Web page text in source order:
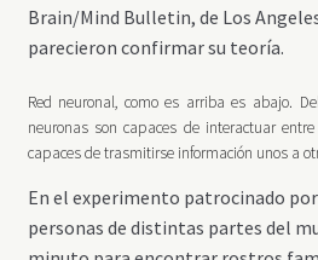
Brain/Mind Bulletin, de Los
parecieron confirmar su teoría.
Red neuronal, como es arriba es abajo.
neuronas son capaces de interactuar
capaces de trasmitirse información unos a
En el experimento patrocinado
personas de distintas partes del